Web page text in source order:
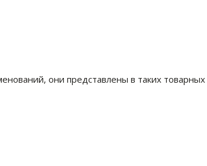
они представлены в таких товарных